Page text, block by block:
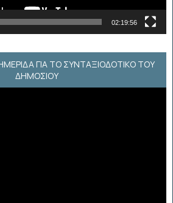
02:19:56
ΓΙΑ ΤΟ ΣΥΝΤΑΞΙΟΔΟΤΙΚΟ ΤΟΥ
ΔΗΜΟΣΙΟΥ